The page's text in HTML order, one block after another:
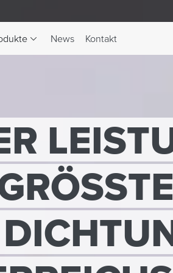
Menü Produkte umschalten
News Kontakt